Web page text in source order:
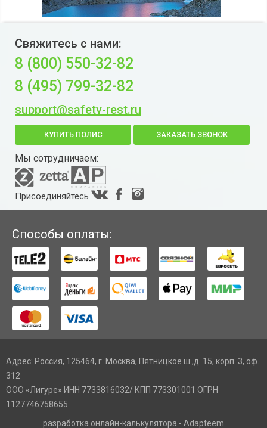
Свяжитесь с нами:
8 (800) 550-32-82
8 (495) 799-32-82
support@safety-rest.ru
КУПИТЬ ПОЛИС ЗАКАЗАТЬ ЗВОНОК
Мы сотрудничаем:
Присоединяйтесь
Способы оплаты:
Адрес: Россия, 125464, г. Москва, Пятницкое ш.,д. 15, корп. 3, оф.
312
ООО «Лигуре» ИНН 7733816032/ КПП 773301001 ОГРН
1127746758655
разработка онлайн-калькулятора - Adapteem